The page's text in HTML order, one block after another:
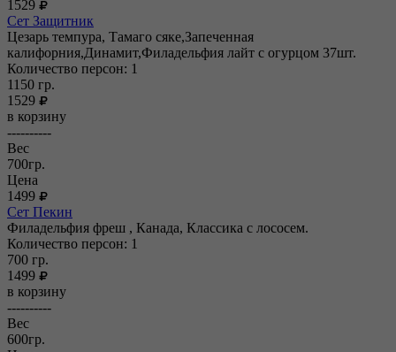
1529
Сет Защитник
Цезарь темпура, Тамаго сяке,Запеченная
калифорния,Динамит,Филадельфия лайт с огурцом 37шт.
Количество персон: 1
1150 гр.
1529
в корзину
----------
Вес
700гр.
Цена
1499
Сет Пекин
Филадельфия фреш , Канада, Классика с лососем.
Количество персон: 1
700 гр.
1499
в корзину
----------
Вес
600гр.